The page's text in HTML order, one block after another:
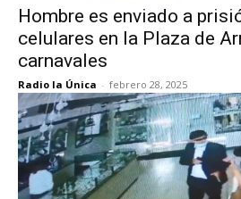
Hombre es enviado a
celulares en la Plaza de
carnavales
Radio la Única - febrero 28, 2025